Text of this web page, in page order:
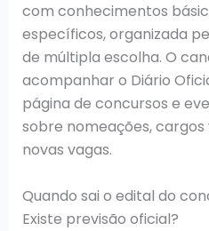
com conhecimentos
específicos, organizada
de múltipla escolha. O
acompanhar o Diário
página de concursos e
sobre nomeações,
novas vagas.
Quando sai o edital do
Existe previsão oficial?